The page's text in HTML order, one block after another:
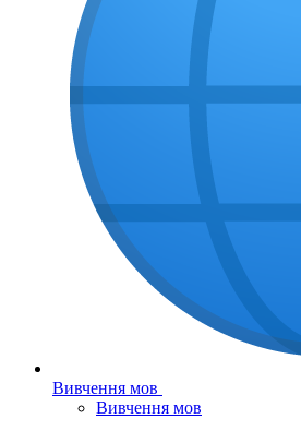
Вивчення мов
Вивчення мов